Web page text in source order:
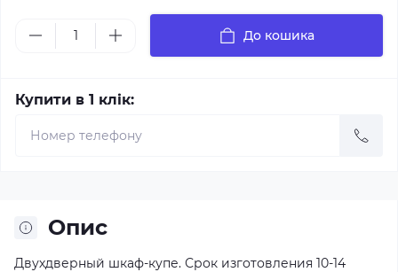
До кошика
Купити в 1 клік:
Опис
Двухдверный шкаф-купе. Срок изготовления 10-14